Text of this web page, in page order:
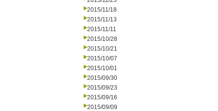
2015/11/18
2015/11/13
2015/11/11
2015/10/28
2015/10/21
2015/10/07
2015/10/01
2015/09/30
2015/09/23
2015/09/16
2015/09/09